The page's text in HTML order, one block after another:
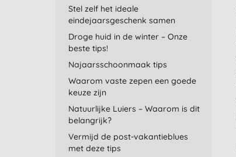
Stel zelf het ideale
eindejaarsgeschenk samen
Droge huid in de winter – Onze
beste tips!
Najaarsschoonmaak tips
Waarom vaste zepen een goede
keuze zijn
Natuurlijke Luiers – Waarom is dit
belangrijk?
Vermijd de post-vakantieblues
met deze tips